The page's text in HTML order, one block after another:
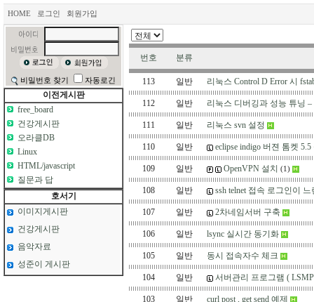
HOME 로그인 회원가입
비밀번호 찾기 자동로긴
이전게시판
free_board
건강게시판
오라클DB
Linux
HTML/javascript
질문과 답
호서기
이미지게시판
건강게시판
음악자료
성준이 게시판
번호 분류
113 일반 리눅스 Control D Error 시
112 일반 리눅스 디버깅과 성능 튜닝
111 일반 리눅스 svn 설정
110 일반 eclipse indigo 버젼 톰켓
109 일반 OpenVPN 설치 (1)
108 일반 ssh telnet 접속 로그인이
107 일반 2차네임서버 구축
106 일반 lsync 실시간 동기화
105 일반 동시 접속자수 체크
104 일반 서버관리 프로그램 ( LSMP
103 일반 curl post , get send 예제